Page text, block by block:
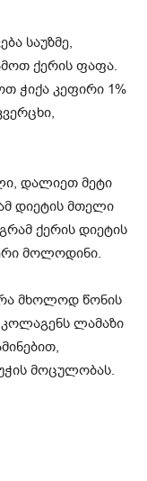
საუზმე,
ქერის ფაფა.
ჭიქა კეფირი 1%
დალიეთ მეტი
დიეტის მთელი
ქერის დიეტის
მოლოდინი.
მხოლოდ წონის
კოლაგენს ლამაზი
მოცულობას.